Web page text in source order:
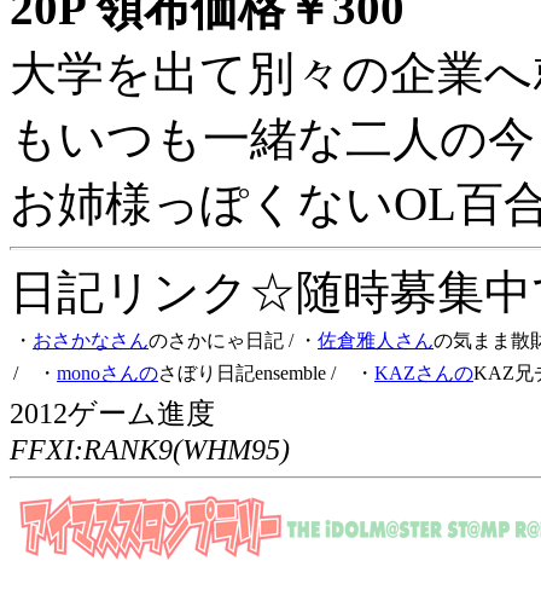
大学を出て別々の企業
もいつも一緒な二人の
お姉様っぽくないOL百
日記リンク☆随時募集
・ おさかなさんのさかにゃ日記 / ・ 佐倉雅人さんの気まま散
/ ・ monoさんのさぼり日記ensemble / ・ KAZさんのKAZ兄
2012ゲーム進度
FFXI:RANK9(WHM95)